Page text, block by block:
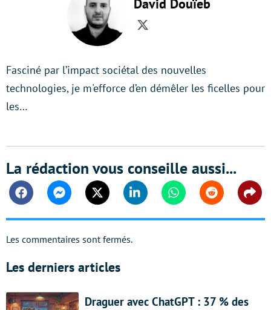
David Douïeb
Twitter
Fasciné par l’impact sociétal des nouvelles
technologies, je m'efforce d’en démêler les ficelles pour
les…
La rédaction vous conseille aussi...
FacebookMessengerTwitter Linkedin WhatsappReddit
Les commentaires sont fermés.
Les derniers articles
Draguer avec ChatGPT : 37 % des